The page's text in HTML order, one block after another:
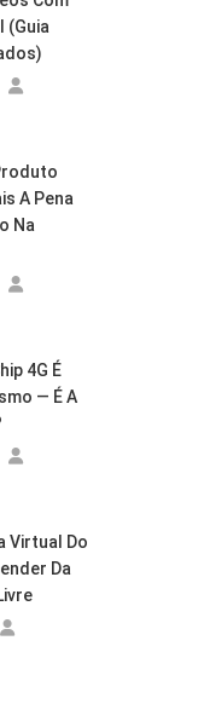
(Guia
A Pena
Na
4G É
— É A
Virtual Do
Da